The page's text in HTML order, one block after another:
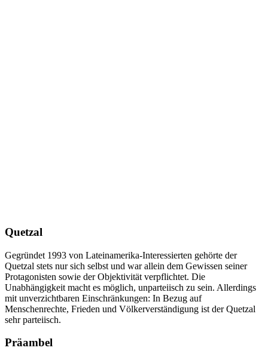
Quetzal
Gegründet 1993 von Lateinamerika-Interessierten gehörte der
Quetzal stets nur sich selbst und war allein dem Gewissen seiner
Protagonisten sowie der Objektivität verpflichtet. Die
Unabhängigkeit macht es möglich, unparteiisch zu sein. Allerdings
mit unverzichtbaren Einschränkungen: In Bezug auf
Menschenrechte, Frieden und Völkerverständigung ist der Quetzal
sehr parteiisch.
Präambel